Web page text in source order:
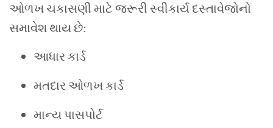
ઓળખ ચકાસણી માટે જરૂરી સ્વીકાર્ય દસ્તાવેજોનો
સમાવેશ થાય છે:
આધાર કાર્ડ
મતદાર ઓળખ કાર્ડ
માન્ય પાસપોર્ટ